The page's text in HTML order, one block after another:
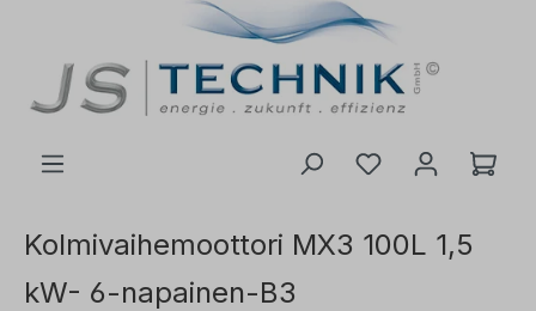
Kolmivaihemoottori MX3 100L 1,5
kW- 6-napainen-B3